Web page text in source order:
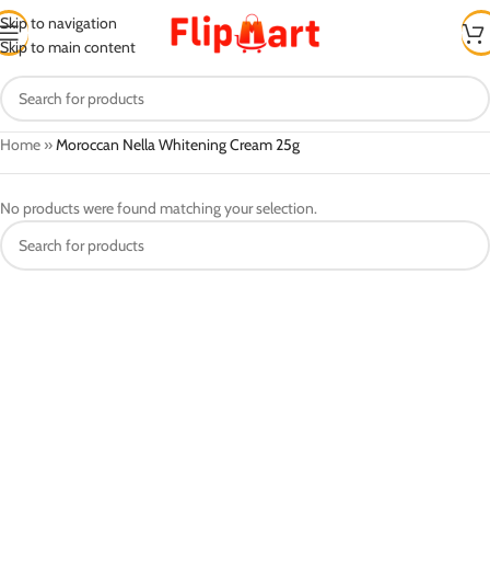
Skip to navigation
Skip to main content
Home »Moroccan Nella Whitening Cream 25g
No products were found matching your selection.